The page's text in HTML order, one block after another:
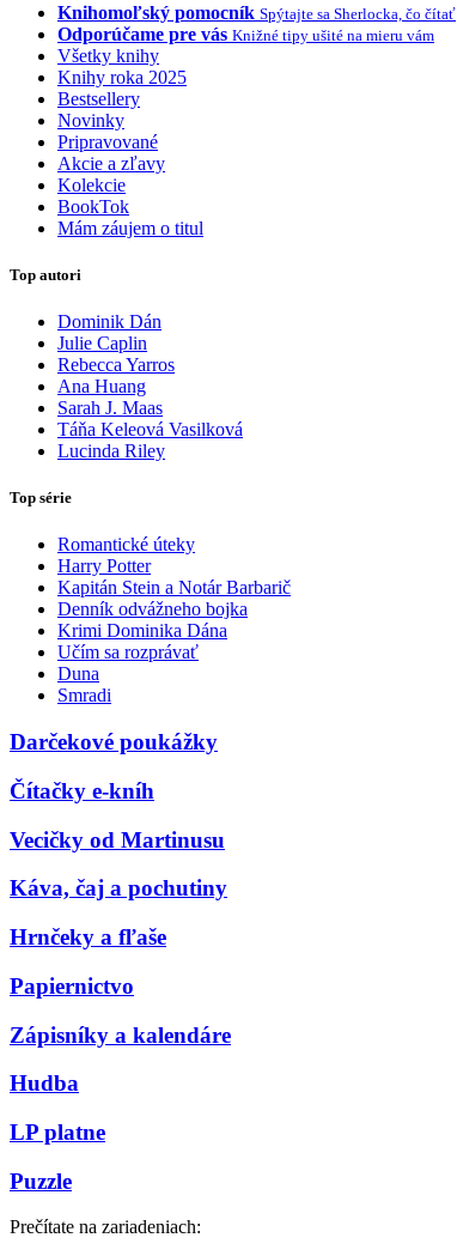
Knihomoľský pomocník Spýtajte sa Sherlocka, čo čítať
Odporúčame pre vás Knižné tipy ušité na mieru vám
Všetky knihy
Knihy roka 2025
Bestsellery
Novinky
Pripravované
Akcie a zľavy
Kolekcie
BookTok
Mám záujem o titul
Top autori
Dominik Dán
Julie Caplin
Rebecca Yarros
Ana Huang
Sarah J. Maas
Táňa Keleová Vasilková
Lucinda Riley
Top série
Romantické úteky
Harry Potter
Kapitán Stein a Notár Barbarič
Denník odvážneho bojka
Krimi Dominika Dána
Učím sa rozprávať
Duna
Smradi
Darčekové poukážky
Čítačky e-kníh
Vecičky od Martinusu
Káva, čaj a pochutiny
Hrnčeky a fľaše
Papiernictvo
Zápisníky a kalendáre
Hudba
LP platne
Puzzle
Prečítate na zariadeniach: